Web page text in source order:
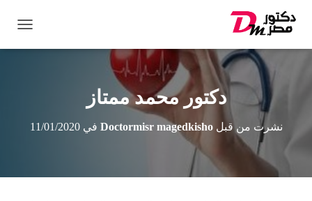
ب
دكتور محمد ممتاز
نشرت من قبلDoctormisr magedkisho في11/01/2020